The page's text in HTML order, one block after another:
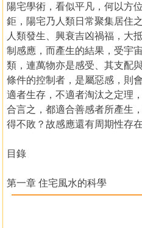
陽宅學術，看似平凡，何以方
鉅，陽宅乃人類日常聚集居住
人類發生、興衰吉凶禍福，大
制感應，而產生的結果，受宇
類，連萬物亦是感受、其支配
條件的控制者，是屬惡感，則
適者生存，不適者淘汰之定理
合言之，都適合善感者所產生
得不敗？故感應還有周期性存在
目錄
第一章 住宅風水的科學
住宅風水是科學的